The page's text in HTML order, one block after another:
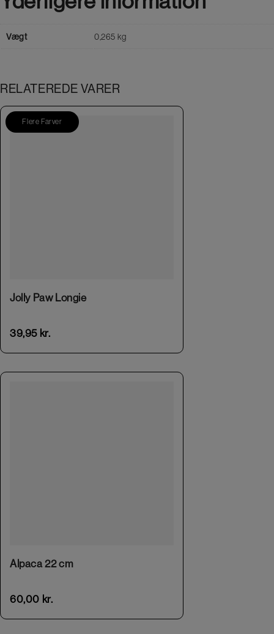
Vægt 0,265 kg
RELATEREDE VARER
Flere Farver
Jolly Paw Longie
39,95 kr.
Alpaca 22 cm
60,00 kr.